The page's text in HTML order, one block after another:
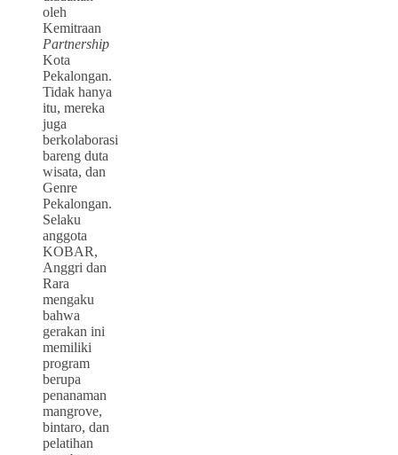
oleh
Kemitraan
Partnership
Kota
Pekalongan.
Tidak hanya
itu, mereka
juga
berkolaborasi
bareng duta
wisata, dan
Genre
Pekalongan.
Selaku
anggota
KOBAR,
Anggri dan
Rara
mengaku
bahwa
gerakan ini
memiliki
program
berupa
penanaman
mangrove,
bintaro, dan
pelatihan